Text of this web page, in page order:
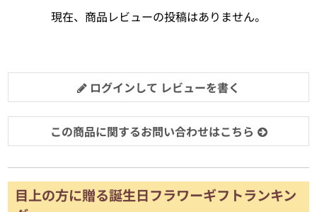
現在、商品レビューの投稿はありません。
ログインして レビューを書く
この商品に関するお問い合わせはこちら
目上の方に贈る誕生日フラワーギフトランキン